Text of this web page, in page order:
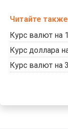
Читайте также
Курс валют на
Курс доллара
Курс валют на